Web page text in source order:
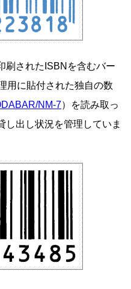
刷されたISBNを含むバー
用に貼付された独自の数
NM-7）を読み取っ
し出し状況を管理していま